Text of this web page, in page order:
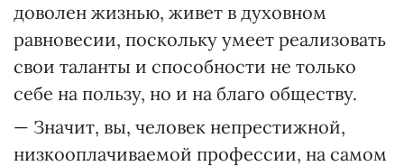
доволен жизнью, живет в духовном
равновесии, поскольку умеет реализовать
свои таланты и способности не только
себе на пользу, но и на благо обществу.
— Значит, вы, человек непрестижной,
низкооплачиваемой профессии, на самом